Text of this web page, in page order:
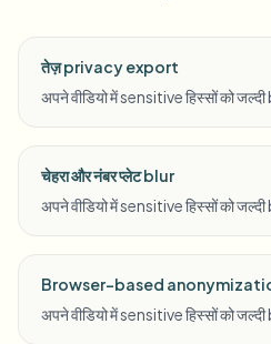
तेज़ privacy export
अपने वीडियो में sensitive हिस्सों को
चेहरा और नंबर प्लेट blur
अपने वीडियो में sensitive हिस्सों को
Browser-based
अपने वीडियो में sensitive हिस्सों को